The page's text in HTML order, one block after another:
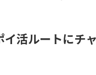
活ルートにチ